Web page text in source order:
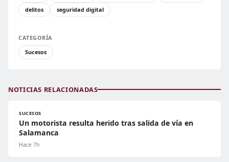
delitos
seguridad digital
CATEGORÍA
Sucesos
NOTICIAS RELACIONADAS
SUCESOS
Un motorista resulta herido tras salida de vía en
Salamanca
Hace 7h